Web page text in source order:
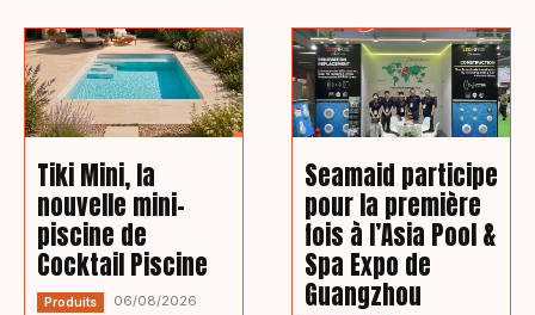
Tiki Mini, la
nouvelle mini-
piscine de
Cocktail Piscine
Produits 06/08/2026
Seamaid participe
pour la première
fois à l’Asia Pool &
Spa Expo de
Guangzhou